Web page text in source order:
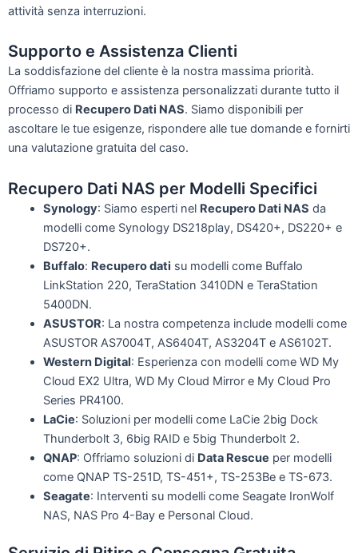
attività senza interruzioni.
Supporto e Assistenza Clienti
La soddisfazione del cliente è la nostra massima priorità.
Offriamo supporto e assistenza personalizzati durante tutto il
processo di Recupero Dati NAS. Siamo disponibili per
ascoltare le tue esigenze, rispondere alle tue domande e fornirti
una valutazione gratuita del caso.
Recupero Dati NAS per Modelli Specifici
Synology: Siamo esperti nel Recupero Dati NAS da
modelli come Synology DS218play, DS420+, DS220+ e
DS720+.
Buffalo: Recupero dati su modelli come Buffalo
LinkStation 220, TeraStation 3410DN e TeraStation
5400DN.
ASUSTOR: La nostra competenza include modelli come
ASUSTOR AS7004T, AS6404T, AS3204T e AS6102T.
Western Digital: Esperienza con modelli come WD My
Cloud EX2 Ultra, WD My Cloud Mirror e My Cloud Pro
Series PR4100.
LaCie: Soluzioni per modelli come LaCie 2big Dock
Thunderbolt 3, 6big RAID e 5big Thunderbolt 2.
QNAP: Offriamo soluzioni di Data Rescue per modelli
come QNAP TS-251D, TS-451+, TS-253Be e TS-673.
Seagate: Interventi su modelli come Seagate IronWolf
NAS, NAS Pro 4-Bay e Personal Cloud.